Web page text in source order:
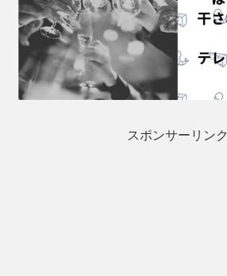
スポンサーリンク